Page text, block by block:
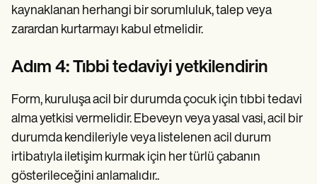
kaynaklanan herhangi bir sorumluluk, talep veya
zarardan kurtarmayı kabul etmelidir.
Adım 4: Tıbbi tedaviyi yetkilendirin
Form, kuruluşa acil bir durumda çocuk için tıbbi tedavi
alma yetkisi vermelidir. Ebeveyn veya yasal vasi, acil bir
durumda kendileriyle veya listelenen acil durum
irtibatıyla iletişim kurmak için her türlü çabanın
gösterileceğini anlamalıdır..